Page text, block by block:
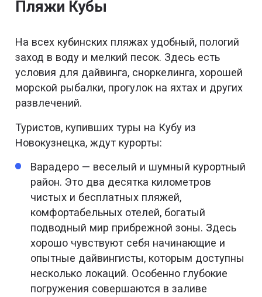
Пляжи Кубы
На всех кубинских пляжах удобный, пологий
заход в воду и мелкий песок. Здесь есть
условия для дайвинга, сноркелинга, хорошей
морской рыбалки, прогулок на яхтах и других
развлечений.
Туристов, купивших туры на Кубу из
Новокузнецка, ждут курорты:
Варадеро — веселый и шумный курортный
район. Это два десятка километров
чистых и бесплатных пляжей,
комфортабельных отелей, богатый
подводный мир прибрежной зоны. Здесь
хорошо чувствуют себя начинающие и
опытные дайвингисты, которым доступны
несколько локаций. Особенно глубокие
погружения совершаются в заливе